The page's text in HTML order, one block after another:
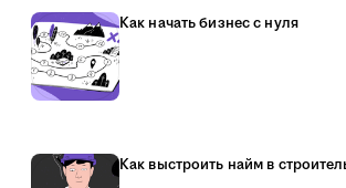
Как начать бизнес с нуля
Как выстроить найм в